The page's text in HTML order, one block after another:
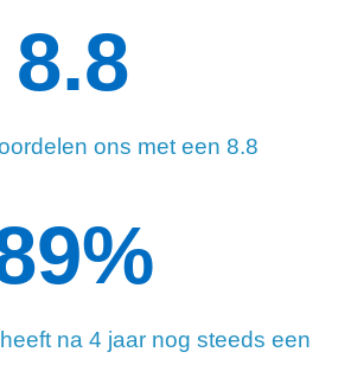
ons met een 8.8
8.8
na 4 jaar nog steeds een
%